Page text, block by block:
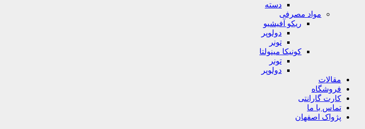
دسته
مواد مصرفی
ریکو آفیشیو
دولوپر
تونر
کونیکا مینولتا
تونر
دولوپر
مقالات
فروشگاه
کارت گارانتی
تماس با ما
پژواک اصفهان